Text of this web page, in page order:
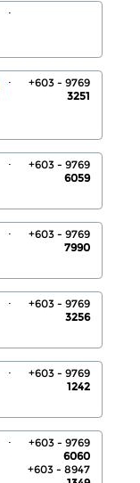
.
.
+603 - 9769
3251
.
+603 - 9769
6059
.
+603 - 9769
7990
.
+603 - 9769
3256
.
+603 - 9769
1242
.
+603 - 9769
6060
+603 - 8947